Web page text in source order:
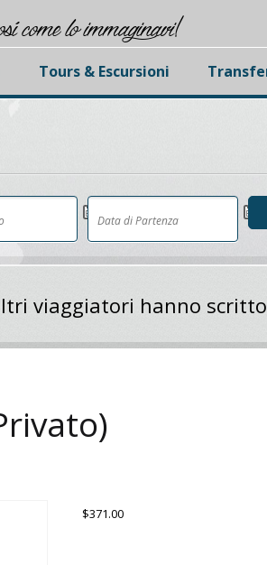
come lo immaginavi!
Tours & Escursioni
viaggiatori hanno
$371.00